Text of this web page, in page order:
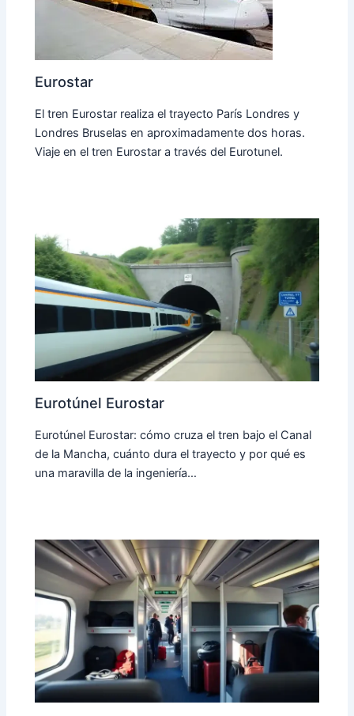
Eurostar
El tren Eurostar realiza el trayecto París Londres y
Londres Bruselas en aproximadamente dos horas.
Viaje en el tren Eurostar a través del Eurotunel.
Eurotúnel Eurostar
Eurotúnel Eurostar: cómo cruza el tren bajo el Canal
de la Mancha, cuánto dura el trayecto y por qué es
una maravilla de la ingeniería…